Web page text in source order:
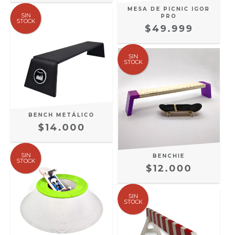
MESA DE PICNIC IGOR
PRO
$49.999
SIN
STOCK
BENCH METÁLICO
$14.000
SIN
STOCK
BENCHIE
$12.000
SIN
STOCK
SIN
STOCK